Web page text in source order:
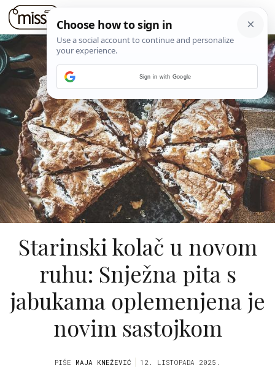
Starinski kolač u novom
ruhu: Snježna pita s
jabukama oplemenjena je
novim sastojkom
PIŠE MAJA KNEŽEVIĆ 12. LISTOPADA 2025.
Sign in with Google